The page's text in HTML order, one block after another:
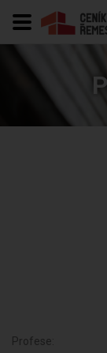
Profese: